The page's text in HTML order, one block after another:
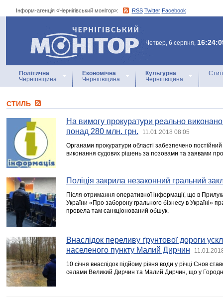
Інформ-агенція «Чернігівський монітор»: RSS Twitter Facebook
Інформ-агенція
«Чернігівський монітор»
Четвер, 6 серпня,
Політична
Чернігівщина
Економічна
Чернігівщина
Культурна
Чернігівщина
СТИЛЬ
На вимогу прокуратури реально
понад 280 млн. грн.
11.01.2018 08:05
Органами прокуратури області забезпечено
виконання судових рішень за позовами та заявами
Поліція закрила незаконний гральний
Після отримання оперативної інформації, що в
України «Про заборону грального бізнесу в Україні»
провела там санкціонований обшук.
Внаслідок переливу ґрунтової дороги
населеного пункту Малий Дирчин
10 січня внаслідок підйому рівня води у річці Снов
селами Великий Дирчин та Малий Дирчин, що у